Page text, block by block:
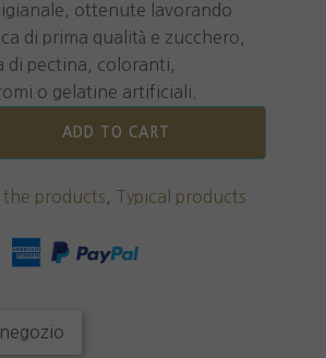
ottenute lavorando
di prima qualità e zucchero,
di pectina, coloranti,
o gelatine artificiali.
ADD TO CART
the products Typical products